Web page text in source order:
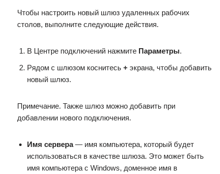
Чтобы настроить новый шлюз удаленных рабочих
столов, выполните следующие действия.
В Центре подключений нажмите Параметры.
Рядом с шлюзом коснитесь + экрана, чтобы добавить
новый шлюз.
Примечание. Также шлюз можно добавить при
добавлении нового подключения.
Имя сервера— имя компьютера, который будет
использоваться в качестве шлюза. Это может быть
имя компьютера с Windows, доменное имя в